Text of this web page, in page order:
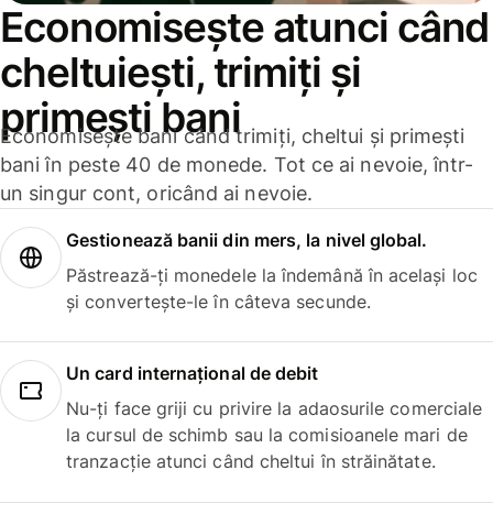
Economisește atunci când
cheltuiești, trimiți și
primești bani
Economisește bani când trimiți, cheltui și primești
bani în peste 40 de monede. Tot ce ai nevoie, într-
un singur cont, oricând ai nevoie.
Gestionează banii din mers, la nivel global.
Păstrează-ți monedele la îndemână în același loc
și convertește-le în câteva secunde.
Un card internațional de debit
Nu-ți face griji cu privire la adaosurile comerciale
la cursul de schimb sau la comisioanele mari de
tranzacție atunci când cheltui în străinătate.